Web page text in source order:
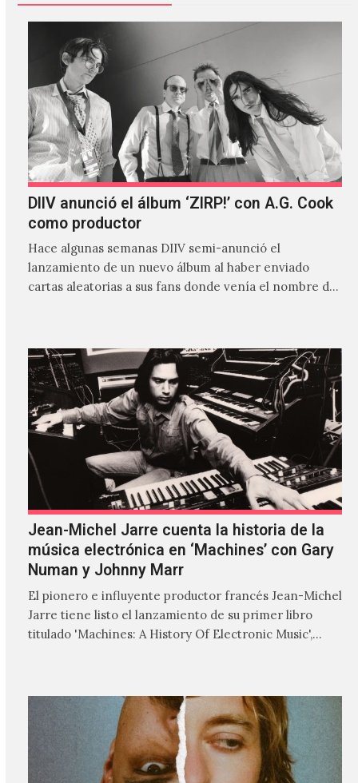
DIIV anunció el álbum ‘ZIRP!’ con A.G. Cook
como productor
Hace algunas semanas DIIV semi-anunció el
lanzamiento de un nuevo álbum al haber enviado
cartas aleatorias a sus fans donde venía el nombre de
Jean-Michel Jarre cuenta la historia de la
música electrónica en ‘Machines’ con Gary
Numan y Johnny Marr
El pionero e influyente productor francés Jean-Michel
Jarre tiene listo el lanzamiento de su primer libro
titulado 'Machines: A History Of Electronic Music',